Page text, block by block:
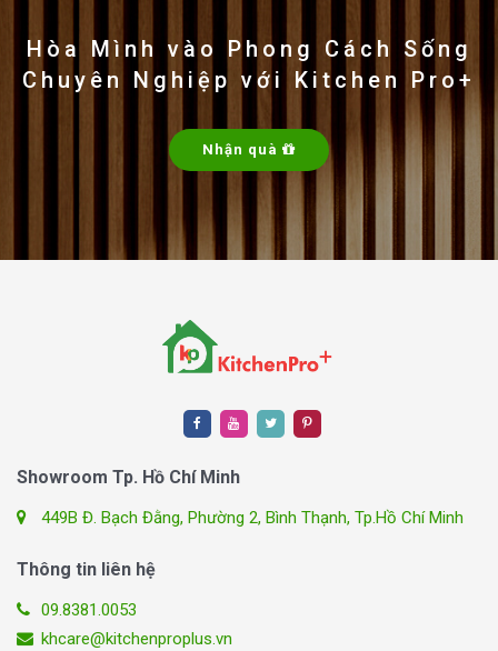
Hòa Mình vào Phong Cách Sống
Chuyên Nghiệp với Kitchen Pro+
Nhận quà
Showroom Tp. Hồ Chí Minh
449B Đ. Bạch Đằng, Phường 2, Bình Thạnh, Tp.Hồ Chí Minh
Thông tin liên hệ
09.8381.0053
khcare@kitchenproplus.vn